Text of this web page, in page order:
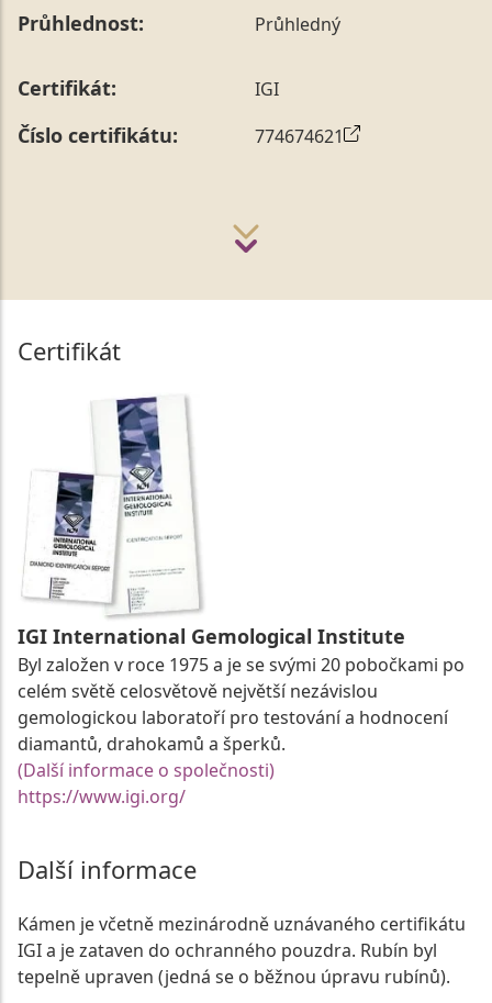
Průhlednost: Průhledný
Certifikát: IGI
Číslo certifikátu: 774674621
Certifikát
IGI International Gemological Institute
Byl založen v roce 1975 a je se svými 20 pobočkami po
celém světě celosvětově největší nezávislou
gemologickou laboratoří pro testování a hodnocení
diamantů, drahokamů a šperků.
(Další informace o společnosti)
https://www.igi.org/
Další informace
Kámen je včetně mezinárodně uznávaného certifikátu
IGI a je zataven do ochranného pouzdra. Rubín byl
tepelně upraven (jedná se o běžnou úpravu rubínů).